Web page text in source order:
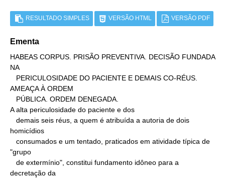
RESULTADO SIMPLES VERSÃO HTML VERSÃO PDF
Ementa
HABEAS CORPUS. PRISÃO PREVENTIVA. DECISÃO FUNDADA
NA
AMEAÇA À ORDEM
A alta periculosidade do paciente e dos
homicídios
"grupo
decretação da